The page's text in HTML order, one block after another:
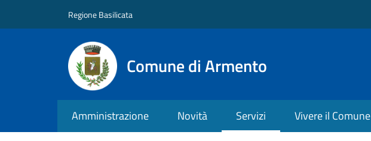
Regione Basilicata
Comune di Armento
Amministrazione Novità Servizi Vivere il Comune